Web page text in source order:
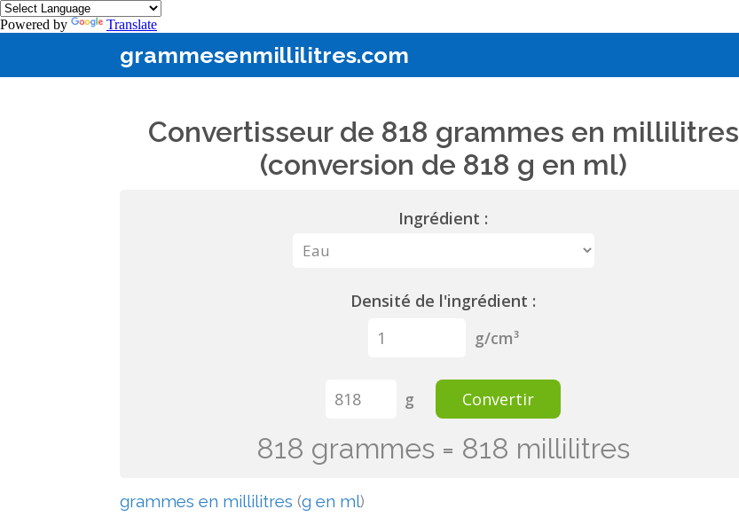
Powered by Translate
grammesenmillilitres.com
Convertisseur de 818 grammes en millilitres
(conversion de 818 g en ml)
Ingrédient :
Densité de l'ingrédient :
g/cm³
g Convertir
818 grammes = 818 millilitres
grammes en millilitres (g en ml)